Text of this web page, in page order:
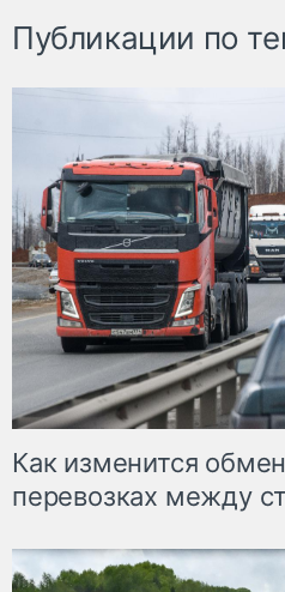
Публикации по
Как изменится
перевозках между